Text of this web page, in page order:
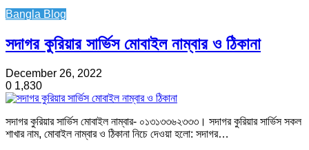
Bangla Blog
সদাগর কুরিয়ার সার্ভিস মোবাইল নাম্বার ও ঠিকানা
December 26, 2022
0 1,830
সদাগর কুরিয়ার সার্ভিস মোবাইল নাম্বার- ০১৩১৩৩৬২৩৩৩। সদাগর কুরিয়ার সার্ভিস সকল
শাখার নাম, মোবাইল নাম্বার ও ঠিকানা নিচে দেওয়া হলো: সদাগর…